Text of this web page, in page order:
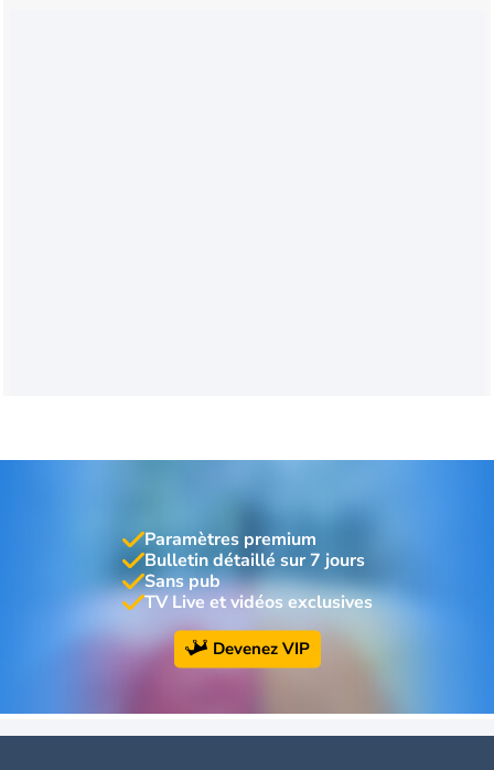
Paramètres premium
Bulletin détaillé sur 7 jours
Sans pub
TV Live et vidéos exclusives
Devenez VIP